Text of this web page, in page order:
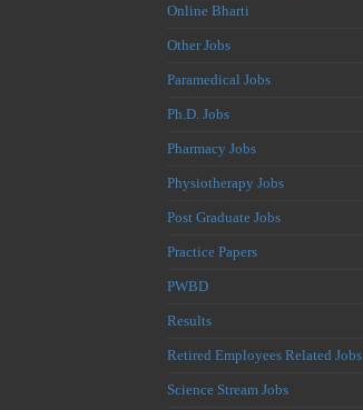
Online Bharti
Other Jobs
Paramedical Jobs
Ph.D. Jobs
Pharmacy Jobs
Physiotherapy Jobs
Post Graduate Jobs
Practice Papers
PWBD
Results
Retired Employees Related Jobs
Science Stream Jobs